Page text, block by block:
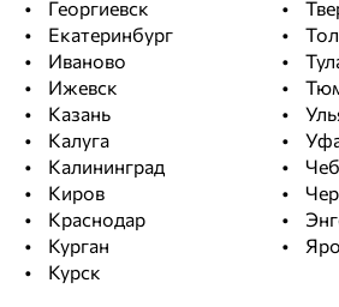
Георгиевск
Екатеринбург
Иваново
Ижевск
Казань
Калуга
Калининград
Киров
Краснодар
Курган
Курск